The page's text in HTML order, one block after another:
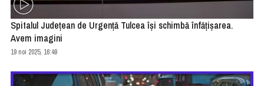
Spitalul Județean de Urgență Tulcea își schimbă înfățișarea.
Avem imagini
19 noi 2025, 16:49